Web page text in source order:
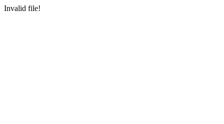
Invalid file!